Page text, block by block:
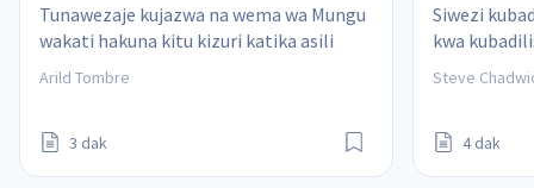
Tunawezaje kujazwa na wema wa Mungu
wakati hakuna kitu kizuri katika asili
yetu ya kibinadamu yenye dhambi?  Arild
Arild Tombre
3 dak
Siwezi
kwa
kwa nje au
Steve
4 dak